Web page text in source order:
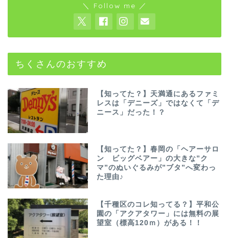
＼ Follow me ／
ちくさんのおすすめ
【知ってた？】天満通にあるファミ
レスは「デニーズ」ではなくて「デ
ニース」だった！？
【知ってた？】春岡の「ヘアーサロ
ン ビッグベアー」の大きな”ク
マ”のぬいぐるみが”ブタ”へ変わっ
た理由♪
【千種区のコレ知ってる？】平和公
園の「アクアタワー」には無料の展
望室（標高120ｍ）がある！！